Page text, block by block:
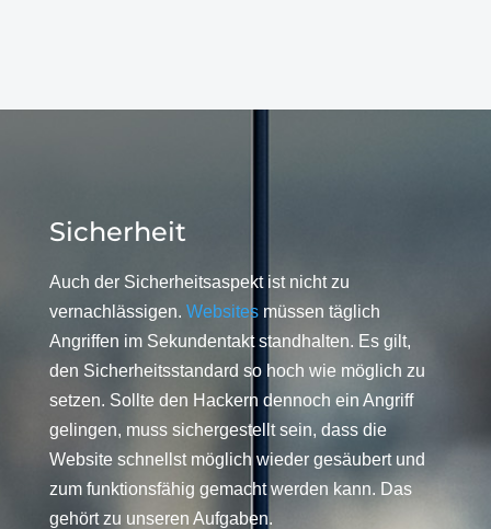
Sicherheit
Auch der Sicherheitsaspekt ist nicht zu
vernachlässigen. Websitesmüssen täglich
Angriffen im Sekundentakt standhalten. Es gilt,
den Sicherheitsstandard so hoch wie möglich zu
setzen. Sollte den Hackern dennoch ein Angriff
gelingen, muss sichergestellt sein, dass die
Website schnellst möglich wieder gesäubert und
zum funktionsfähig gemacht werden kann. Das
gehört zu unseren Aufgaben.